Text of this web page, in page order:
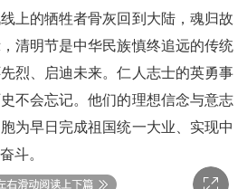
上的牺牲者骨灰回到大陆，魂归故
清明节是中华民族慎终追远的传统
烈、启迪未来。仁人志士的英勇事
不会忘记。他们的理想信念与意志
为早日完成祖国统一大业、实现中
斗。